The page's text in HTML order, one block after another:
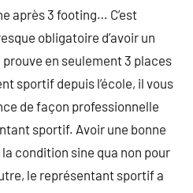
après 3 footing… C’est
obligatoire d’avoir un
en seulement 3 places
sportif depuis l’école, il vous
de façon professionnelle
sportif. Avoir une bonne
condition sine qua non pour
le représentant sportif a